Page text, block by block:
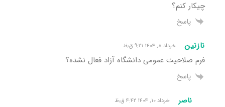
چیکار کنم؟
پاسخ
نازنین خرداد ۸, ۱۴۰۴ ۹:۲۱ ق٫ظ
فرم صلاحیت عمومی دانشگاه آزاد فعال نشده؟
پاسخ
ناصر خرداد ۱۰, ۱۴۰۴ ۴:۴۲ ق٫ظ